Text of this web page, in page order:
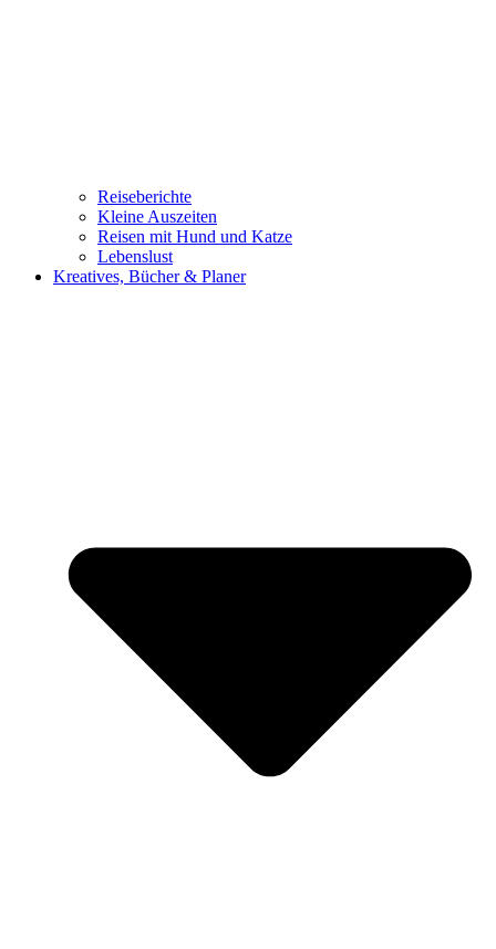
Reiseberichte
Kleine Auszeiten
Reisen mit Hund und Katze
Lebenslust
Kreatives, Bücher & Planer